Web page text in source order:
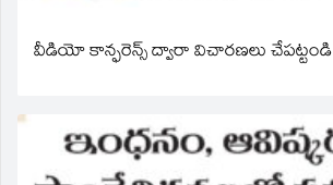
వీడియో కాన్ఫరెన్స్ ద్వారా విచారణలు చేపట్టండి